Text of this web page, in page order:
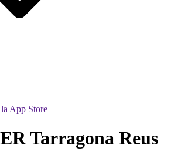
App Store
Tarragona Reus